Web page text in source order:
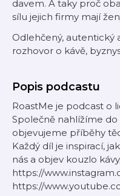
davem. A taky proč
sílu jejich firmy mají
Odlehčený, autentický
rozhovor o kávě,
Popis podcastu
RoastMe je podcast o
Společně nahlížíme do
objevujeme příběhy
Každý díl je inspirací,
nás a objev kouzlo
https://
https://